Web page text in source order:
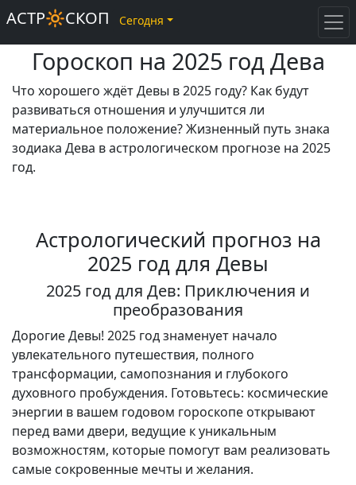
Гороскоп на 2025 год Дева
Что хорошего ждёт Девы в 2025 году? Как будут
развиваться отношения и улучшится ли
материальное положение? Жизненный путь знака
зодиака Дева в астрологическом прогнозе на 2025
год.
Астрологический прогноз на
2025 год для Девы
2025 год для Дев: Приключения и
преобразования
Дорогие Девы! 2025 год знаменует начало
увлекательного путешествия, полного
трансформации, самопознания и глубокого
духовного пробуждения. Готовьтесь: космические
энергии в вашем годовом гороскопе открывают
перед вами двери, ведущие к уникальным
возможностям, которые помогут вам реализовать
самые сокровенные мечты и желания.
АСТР🔆СКОП Сегодня